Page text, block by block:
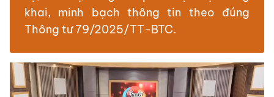
khai, minh bạch thông tin theo đúng
Thông tư 79/2025/TT-BTC.